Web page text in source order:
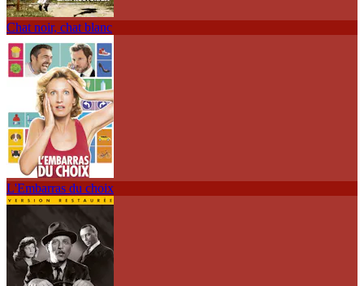
Chat noir, chat blanc
L'Embarras du choix